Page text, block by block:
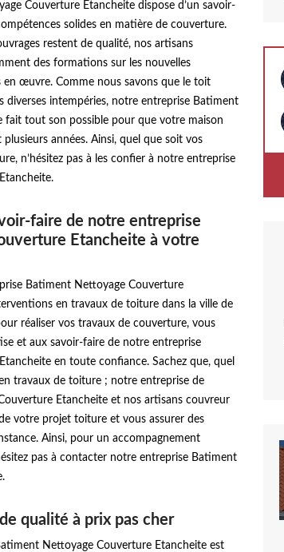
Couverture Etancheite dispose d’un savoir-
solides en matière de couverture.
restent de qualité, nos artisans
des formations sur les nouvelles
œuvre. Comme nous savons que le toit
intempéries, notre entreprise Batiment
fait tout son possible pour que votre maison
années. Ainsi, quel que soit vos
n’hésitez pas à les confier à notre entreprise
faire de notre entreprise
Etancheite à votre
Batiment Nettoyage Couverture
en travaux de toiture dans la ville de
réaliser vos travaux de couverture, vous
et aux savoir-faire de notre entreprise
en toute confiance. Sachez que, quel
travaux de toiture ; notre entreprise de
Etancheite et nos artisans couvreur
votre projet toiture et vous assurer des
Ainsi, pour un accompagnement
pas à contacter notre entreprise Batiment
qualité à prix pas cher
Nettoyage Couverture Etancheite est